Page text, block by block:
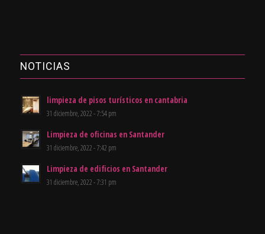
NOTICIAS
limpieza de pisos turísticos en cantabria
31 diciembre, 2022 - 7:54 pm
Limpieza de oficinas en Santander
31 diciembre, 2022 - 7:42 pm
Limpieza de edificios en Santander
31 diciembre, 2022 - 7:31 pm